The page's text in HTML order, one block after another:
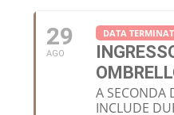
29
AGO
DATA
A SECONDA
INCLUDE